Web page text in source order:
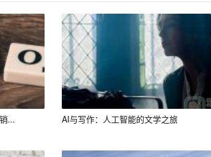
。通过AI的整合与创新，文学作品可以在新
让更多人欣赏到世界各地的优秀文学作品。
的兴趣和喜好，定制符合自己需求的文学作
不同读者的需求。
... AI与写作：人工智能的文学之旅